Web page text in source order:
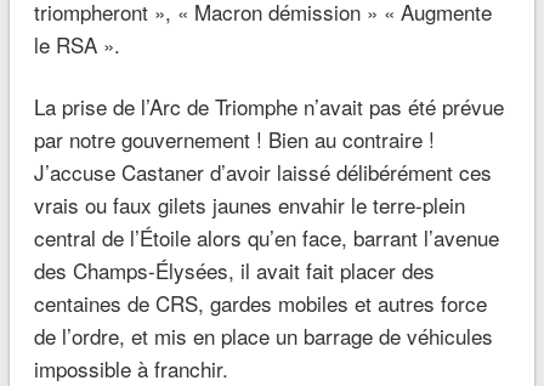
triompheront », « Macron démission » « Augmente
le RSA ».
La prise de l’Arc de Triomphe n’avait pas été prévue
par notre gouvernement ! Bien au contraire !
J’accuse Castaner d’avoir laissé délibérément ces
vrais ou faux gilets jaunes envahir le terre-plein
central de l’Étoile alors qu’en face, barrant l’avenue
des Champs-Élysées, il avait fait placer des
centaines de CRS, gardes mobiles et autres force
de l’ordre, et mis en place un barrage de véhicules
impossible à franchir.